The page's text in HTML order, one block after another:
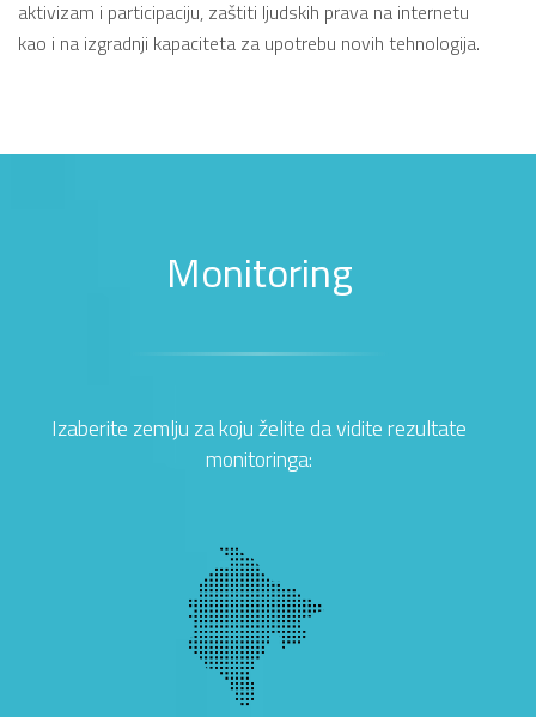
aktivizam i participaciju, zaštiti ljudskih prava na internetu
kao i na izgradnji kapaciteta za upotrebu novih tehnologija.
Monitoring
Izaberite zemlju za koju želite da vidite rezultate
monitoringa: